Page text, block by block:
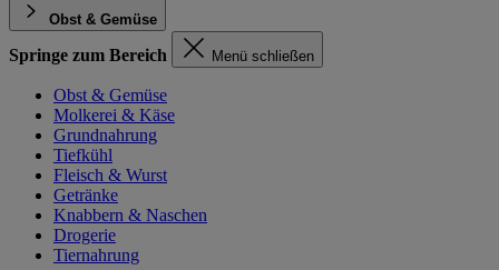
Obst & Gemüse
Springe zum Bereich Menü schließen
Obst & Gemüse
Molkerei & Käse
Grundnahrung
Tiefkühl
Fleisch & Wurst
Getränke
Knabbern & Naschen
Drogerie
Tiernahrung